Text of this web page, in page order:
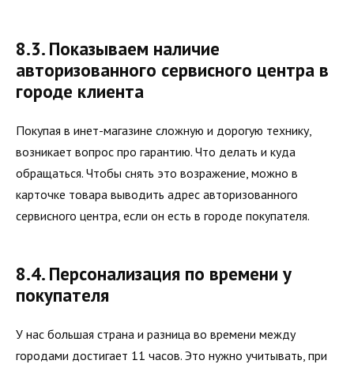
8.3. Показываем наличие
авторизованного сервисного центра в
городе клиента
Покупая в инет-магазине сложную и дорогую технику,
возникает вопрос про гарантию. Что делать и куда
обращаться. Чтобы снять это возражение, можно в
карточке товара выводить адрес авторизованного
сервисного центра, если он есть в городе покупателя.
8.4. Персонализация по времени у
покупателя
У нас большая страна и разница во времени между
городами достигает 11 часов. Это нужно учитывать, при